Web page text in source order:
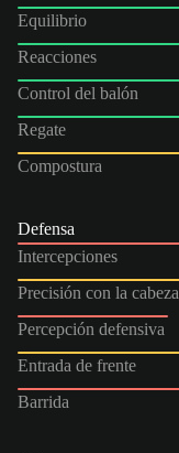
Equilibrio
Reacciones
Control del balón
Regate
Compostura
Defensa
Intercepciones
Precisión con la cabeza
Percepción defensiva
Entrada de frente
Barrida